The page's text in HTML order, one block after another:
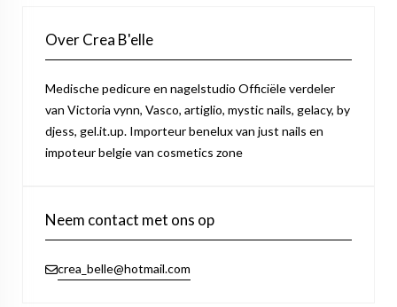
Over Crea B'elle
Medische pedicure en nagelstudio Officiële verdeler
van Victoria vynn, Vasco, artiglio, mystic nails, gelacy, by
djess, gel.it.up. Importeur benelux van just nails en
impoteur belgie van cosmetics zone
Neem contact met ons op
crea_belle@hotmail.com